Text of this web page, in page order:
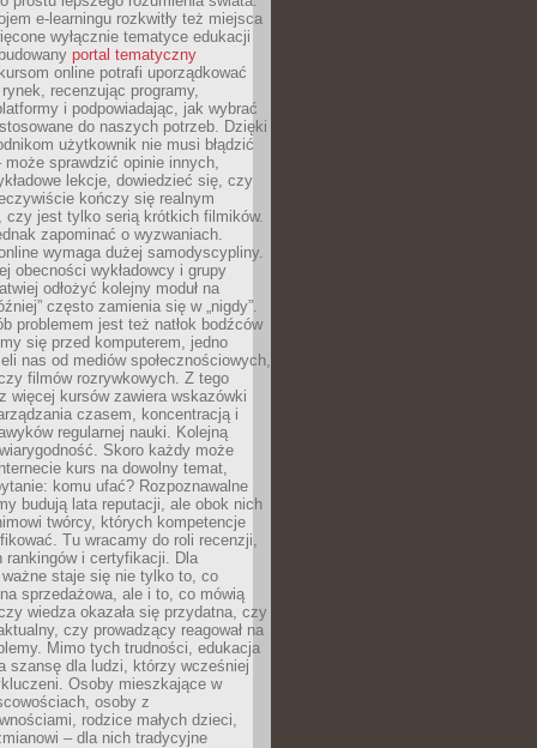
e-learningu rozkwitły też miejsca
wyłącznie tematyce edukacji
portal tematyczny
online potrafi uporządkować
recenzując programy,
i podpowiadając, jak wybrać
do naszych potrzeb. Dzięki
użytkownik nie musi błądzić
może sprawdzić opinie innych,
lekcje, dowiedzieć się, czy
kończy się realnym
czy jest tylko serią krótkich filmików.
zapominać o wyzwaniach.
wymaga dużej samodyscypliny.
obecności wykładowcy i grupy
odłożyć kolejny moduł na
często zamienia się w „nigdy”.
problemem jest też natłok bodźców
się przed komputerem, jedno
nas od mediów społecznościowych,
filmów rozrywkowych. Z tego
więcej kursów zawiera wskazówki
czasem, koncentracją i
regularnej nauki. Kolejną
Skoro każdy może
kurs na dowolny temat,
komu ufać? Rozpoznawalne
budują lata reputacji, ale obok nich
twórcy, których kompetencje
Tu wracamy do roli recenzji,
rankingów i certyfikacji. Dla
staje się nie tylko to, co
sprzedażowa, ale i to, co mówią
wiedza okazała się przydatna, czy
czy prowadzący reagował na
Mimo tych trudności, edukacja
szansę dla ludzi, którzy wcześniej
Osoby mieszkające w
osoby z
rodzice małych dzieci,
– dla nich tradycyjne